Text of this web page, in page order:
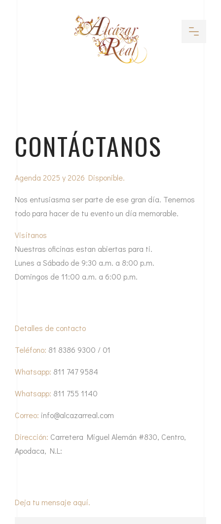
CONTÁCTANOS
Agenda 2025 y 2026 Disponible.
Nos entusiasma ser parte de ese gran día. Tenemos
todo para hacer de tu evento un día memorable.
Visítanos
Nuestras oficinas estan abiertas para ti.
Lunes a Sábado de 9:30 a.m. a 8:00 p.m.
Domingos de 11:00 a.m. a 6:00 p.m.
Detalles de contacto
Teléfono: 81 8386 9300 / 01
Whatsapp: 811 747 9584
Whatsapp: 811 755 1140
Correo: info@alcazarreal.com
Dirección: Carretera Miguel Alemán #830, Centro,
Apodaca, N.L:
Deja tu mensaje aquí.